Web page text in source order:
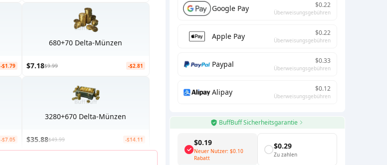
Google Pay $0.22
Überweisungsgebühren
Apple Pay $0.22
Überweisungsgebühren
Paypal $0.33
Überweisungsgebühren
Alipay $0.12
Überweisungsgebühren
BuffBuff Sicherheitsgarantie
$0.19
Neuer Nutzer: $0.10
Rabatt
$0.29
Zu zahlen
-$1.79
680+70 Delta-Münzen
$7.18$9.99 -$2.81
-$7.05
3280+670 Delta-Münzen
$35.88$49.99 -$14.11